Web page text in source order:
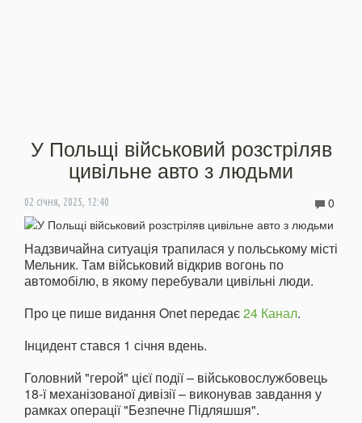
У Польщі військовий розстріляв
цивільне авто з людьми
02 січня, 2025, 12:40 0
Надзвичайна ситуація трапилася у польському місті
Мельник. Там військовий відкрив вогонь по
автомобілю, в якому перебували цивільні люди.
Про це пише видання Onet передає24 Канал.
Інцидент стався 1 січня вдень.
Головний "герой" цієї події – військовослужбовець
18-ї механізованої дивізії – виконував завдання у
рамках операції "Безпечне Підляшшя".